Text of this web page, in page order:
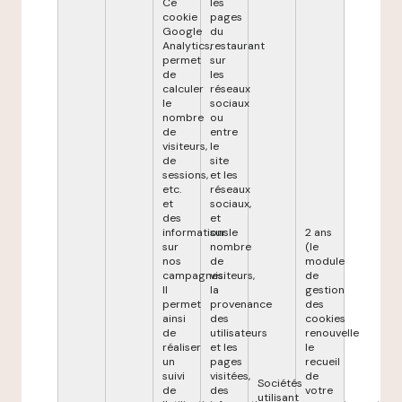
cookie
Google
Analytics,
permet
de
calculer
le
nombre
de
visiteurs,
de
sessions,
etc.
et
des
informations
sur
nos
campagnes.
Il
permet
ainsi
de
réaliser
un
suivi
de
pages
du
restaurant
sur
les
réseaux
sociaux
ou
entre
le
site
et les
réseaux
sociaux,
et
sur le
nombre
de
visiteurs,
la
provenance
des
utilisateurs
et les
pages
visitées,
des
Sociétés
utilisant
2 ans
(le
module
de
gestion
des
cookies
renouvelle
le
recueil
de
votre